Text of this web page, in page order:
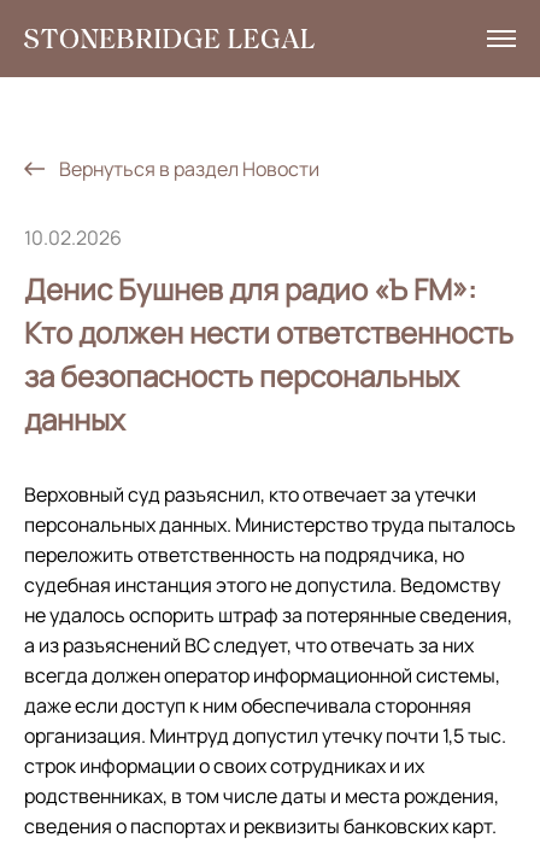
Контакты
EN
+7 495 785 30 00
Вернуться в раздел Новости
10.02.2026
Денис Бушнев для радио «Ъ FM»:
Кто должен нести ответственность
за безопасность персональных
данных
Верховный суд разъяснил, кто отвечает за утечки
персональных данных. Министерство труда пыталось
переложить ответственность на подрядчика, но
судебная инстанция этого не допустила. Ведомству
не удалось оспорить штраф за потерянные сведения,
а из разъяснений ВС следует, что отвечать за них
всегда должен оператор информационной системы,
даже если доступ к ним обеспечивала сторонняя
организация. Минтруд допустил утечку почти 1,5 тыс.
строк информации о своих сотрудниках и их
родственниках, в том числе даты и места рождения,
сведения о паспортах и реквизиты банковских карт.